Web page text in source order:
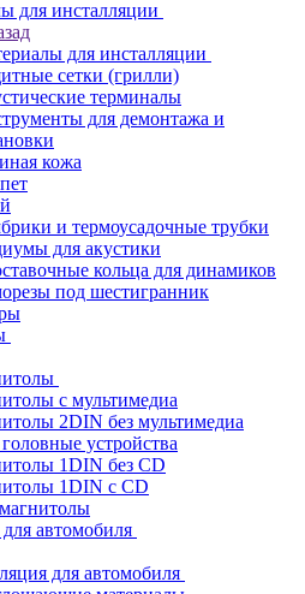
для инсталляции
для инсталляции
сетки (грилли)
терминалы
для демонтажа и
кожа
и термоусадочные трубки
для акустики
кольца для динамиков
под шестигранник
с мультимедиа
2DIN без мультимедиа
устройства
1DIN без CD
1DIN с CD
автомобиля
для автомобиля